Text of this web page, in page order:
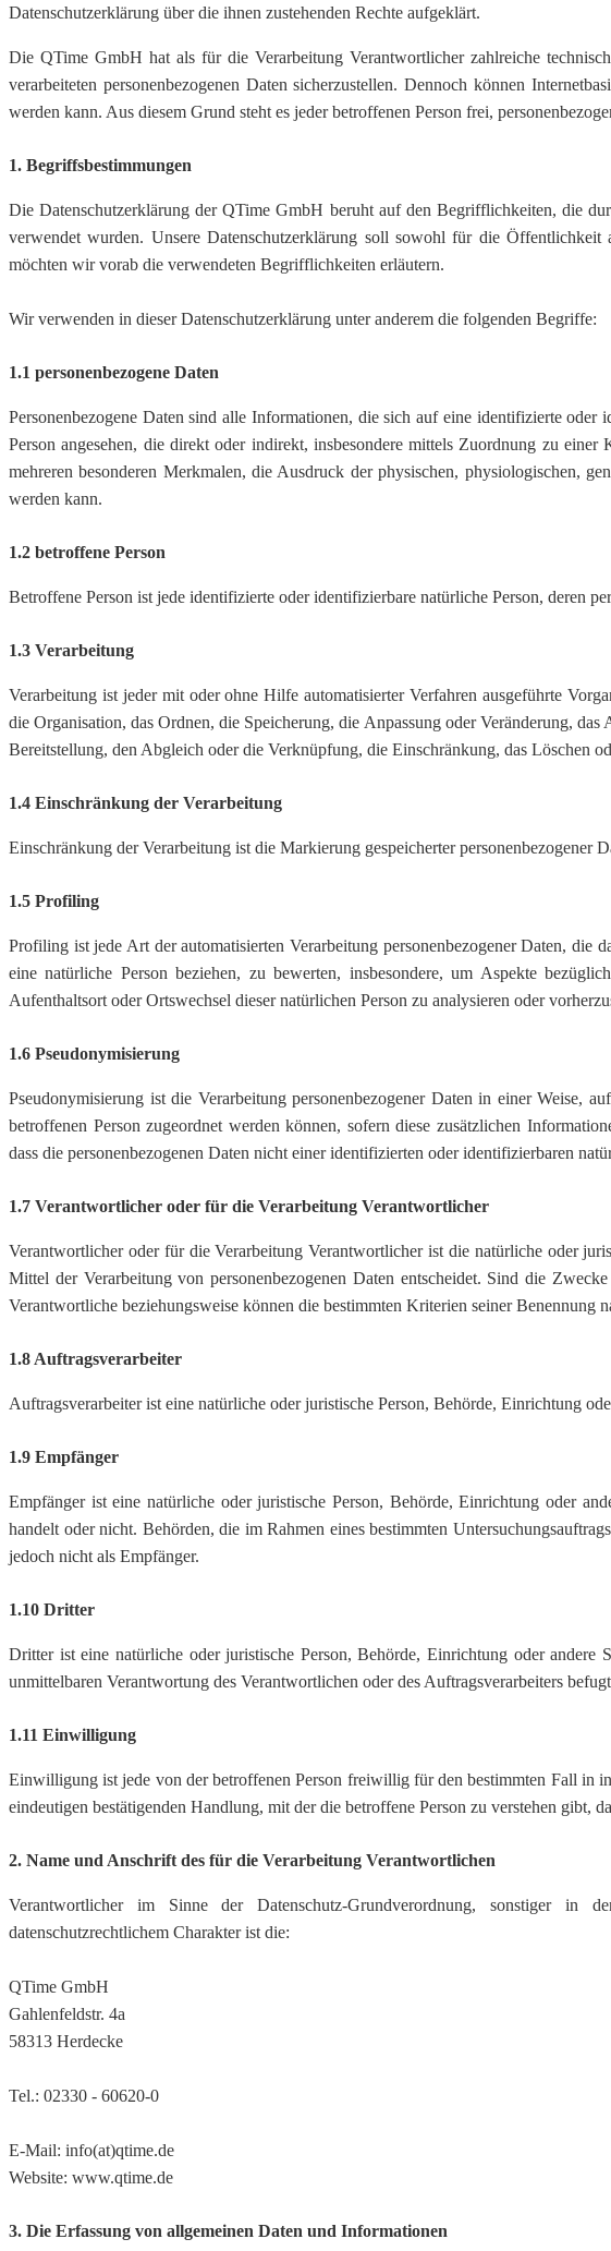
Datenschutzerklärung über die ihnen zustehenden Rechte aufgeklärt.
Die QTime GmbH hat als für die Verarbeitung Verantwortlicher zahlreiche
verarbeiteten personenbezogenen Daten sicherzustellen. Dennoch können
werden kann. Aus diesem Grund steht es jeder betroffenen Person frei,
1. Begriffsbestimmungen
Die Datenschutzerklärung der QTime GmbH beruht auf den Begrifflichkeiten, die
verwendet wurden. Unsere Datenschutzerklärung soll sowohl für die
möchten wir vorab die verwendeten Begrifflichkeiten erläutern.
Wir verwenden in dieser Datenschutzerklärung unter anderem die folgenden Begriffe:
1.1 personenbezogene Daten
Personenbezogene Daten sind alle Informationen, die sich auf eine identifizierte
Person angesehen, die direkt oder indirekt, insbesondere mittels Zuordnung zu
mehreren besonderen Merkmalen, die Ausdruck der physischen, physiologischen,
werden kann.
1.2 betroffene Person
Betroffene Person ist jede identifizierte oder identifizierbare natürliche Person, deren
1.3 Verarbeitung
Verarbeitung ist jeder mit oder ohne Hilfe automatisierter Verfahren ausgeführte
die Organisation, das Ordnen, die Speicherung, die Anpassung oder Veränderung,
Bereitstellung, den Abgleich oder die Verknüpfung, die Einschränkung, das Löschen
1.4 Einschränkung der Verarbeitung
Einschränkung der Verarbeitung ist die Markierung gespeicherter personenbezogener
1.5 Profiling
Profiling ist jede Art der automatisierten Verarbeitung personenbezogener Daten, die
eine natürliche Person beziehen, zu bewerten, insbesondere, um Aspekte
Aufenthaltsort oder Ortswechsel dieser natürlichen Person zu analysieren oder
1.6 Pseudonymisierung
Pseudonymisierung ist die Verarbeitung personenbezogener Daten in einer Weise,
betroffenen Person zugeordnet werden können, sofern diese zusätzlichen
dass die personenbezogenen Daten nicht einer identifizierten oder identifizierbaren
1.7 Verantwortlicher oder für die Verarbeitung Verantwortlicher
Verantwortlicher oder für die Verarbeitung Verantwortlicher ist die natürliche oder
Mittel der Verarbeitung von personenbezogenen Daten entscheidet. Sind die
Verantwortliche beziehungsweise können die bestimmten Kriterien seiner Benennung
1.8 Auftragsverarbeiter
Auftragsverarbeiter ist eine natürliche oder juristische Person, Behörde, Einrichtung
1.9 Empfänger
Empfänger ist eine natürliche oder juristische Person, Behörde, Einrichtung oder
handelt oder nicht. Behörden, die im Rahmen eines bestimmten
jedoch nicht als Empfänger.
1.10 Dritter
Dritter ist eine natürliche oder juristische Person, Behörde, Einrichtung oder
unmittelbaren Verantwortung des Verantwortlichen oder des Auftragsverarbeiters
1.11 Einwilligung
Einwilligung ist jede von der betroffenen Person freiwillig für den bestimmten Fall in
eindeutigen bestätigenden Handlung, mit der die betroffene Person zu verstehen gibt,
2. Name und Anschrift des für die Verarbeitung Verantwortlichen
Verantwortlicher im Sinne der Datenschutz-Grundverordnung, sonstiger in
datenschutzrechtlichem Charakter ist die:
QTime GmbH
Gahlenfeldstr. 4a
58313 Herdecke
Tel.: 02330 - 60620-0
E-Mail: info(at)qtime.de
Website: www.qtime.de
3. Die Erfassung von allgemeinen Daten und Informationen